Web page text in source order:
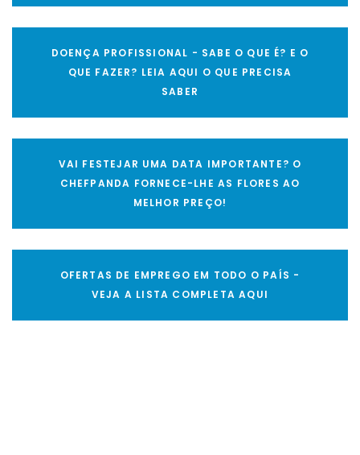
DOENÇA PROFISSIONAL - SABE O QUE É? E O
QUE FAZER? LEIA AQUI O QUE PRECISA
SABER
VAI FESTEJAR UMA DATA IMPORTANTE? O
CHEFPANDA FORNECE-LHE AS FLORES AO
MELHOR PREÇO!
OFERTAS DE EMPREGO EM TODO O PAÍS -
VEJA A LISTA COMPLETA AQUI